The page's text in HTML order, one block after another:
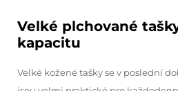
Velké plchované
kapacitu
Velké kožené tašky se v poslední